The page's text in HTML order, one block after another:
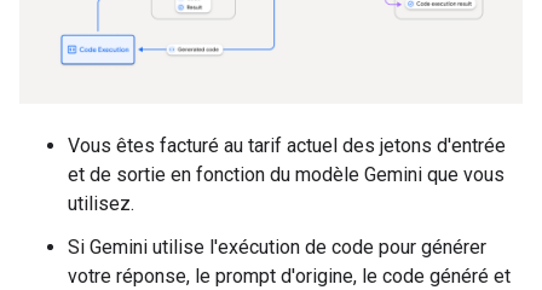
Vous êtes facturé au tarif actuel des jetons d'entrée
et de sortie en fonction du modèle Gemini que vous
utilisez.
Si Gemini utilise l'exécution de code pour générer
votre réponse, le prompt d'origine, le code généré et